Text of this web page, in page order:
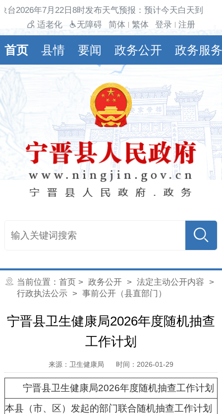
台2026年7月22日8时发布天气预报：预计今天白天到夜
适老化
无障碍 简体 繁体 登录 注册
首页 县情 要闻 政务公开 政务服务
当前位置： 首页 > 政务公开> 法定主动公开内容 >
行政执法公示> 事前公开（县直部门）
宁晋县卫生健康局2026年度随机抽查
工作计划
来源：卫生健康局 时间：2026-01-29
宁晋县卫生健康局2026年度随机抽查工作计划
本县（市、区）发起的部门联合随机抽查工作计划